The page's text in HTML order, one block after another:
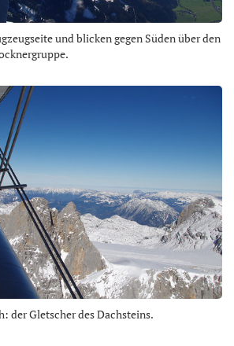
und blicken gegen Süden über den
der Gletscher des Dachsteins.